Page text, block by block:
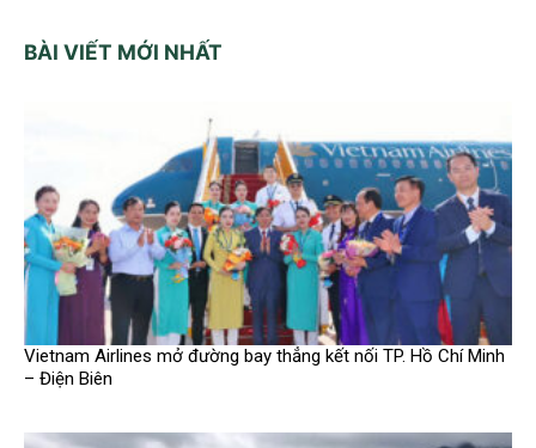
BÀI VIẾT MỚI NHẤT
Vietnam Airlines mở đường bay thẳng kết nối TP. Hồ Chí Minh
– Điện Biên